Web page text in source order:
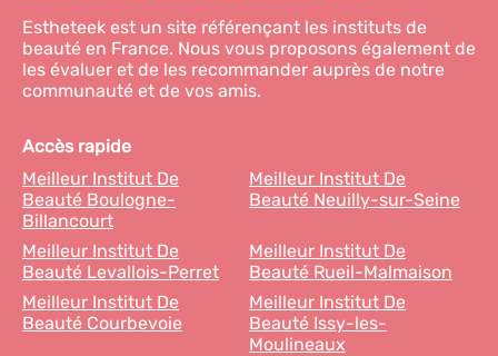
Estheteek est un site référençant les instituts de
beauté en France. Nous vous proposons également de
les évaluer et de les recommander auprès de notre
communauté et de vos amis.
Accès rapide
Meilleur Institut De
Beauté Boulogne-
Billancourt
Meilleur Institut De
Beauté Neuilly-sur-Seine
Meilleur Institut De
Beauté Levallois-Perret
Meilleur Institut De
Beauté Rueil-Malmaison
Meilleur Institut De
Beauté Courbevoie
Meilleur Institut De
Beauté Issy-les-
Moulineaux